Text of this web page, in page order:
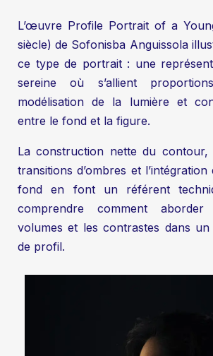
L’œuvre Profile Portrait of a
siècle) de Sofonisba Anguissola
ce type de portrait : une
sereine où s’allient
modélisation de la lumière et
entre le fond et la figure.
La construction nette du contour,
transitions d’ombres et
fond en font un référent
comprendre comment aborder
volumes et les contrastes dans
de profil.